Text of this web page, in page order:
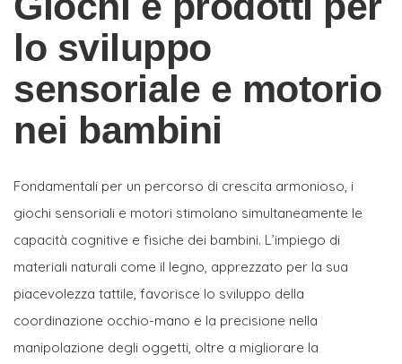
lo sviluppo
sensoriale e motorio
nei bambini
Fondamentali per un percorso di crescita armonioso, i
giochi sensoriali e motori stimolano simultaneamente le
capacità cognitive e fisiche dei bambini. L’impiego di
materiali naturali come il legno, apprezzato per la sua
piacevolezza tattile, favorisce lo sviluppo della
coordinazione occhio-mano e la precisione nella
manipolazione degli oggetti, oltre a migliorare la